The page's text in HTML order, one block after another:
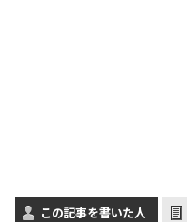
この記事を書いた人